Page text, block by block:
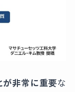
が非常に重要な